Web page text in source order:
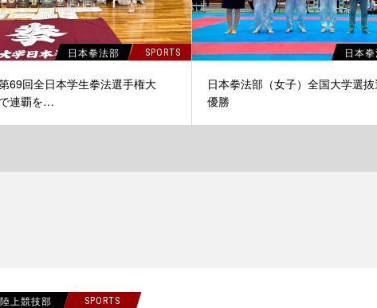
日本拳法部 SPORTS
69回全日本学生拳法選手権大
連覇を…
日本
日本拳法部（女子）全国大学選
優勝
上競技部 SPORTS